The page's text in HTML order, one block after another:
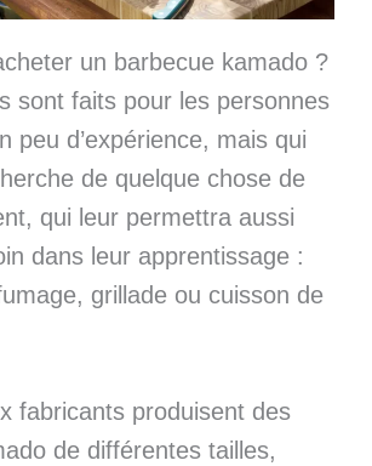
un barbecue kamado ?
sont faits pour les personnes
peu d’expérience, mais qui
de quelque chose de
qui leur permettra aussi
dans leur apprentissage :
grillade ou cuisson de
fabricants produisent des
de différentes tailles,